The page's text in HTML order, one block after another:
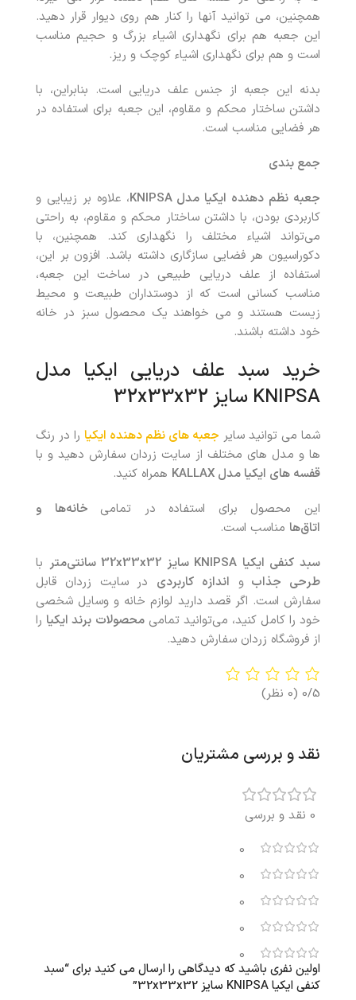
همچنین، می توانید آنها را کنار هم روی دیوار قرار دهید.
این جعبه هم برای نگهداری اشیاء بزرگ و حجیم مناسب
است و هم برای نگهداری اشیاء کوچک و ریز.
بدنه این جعبه از جنس علف دریایی است. بنابراین، با
داشتن ساختار محکم و مقاوم، این جعبه برای استفاده در
هر فضایی مناسب است.
جمع بندی
جعبه نظم دهنده ایکیا مدل KNIPSA
، علاوه بر زیبایی و
کاربردی بودن، با داشتن ساختار محکم و مقاوم، به راحتی
می‌تواند اشیاء مختلف را نگهداری کند. همچنین، با
دکوراسیون هر فضایی سازگاری داشته باشد. افزون بر این،
استفاده از علف دریایی طبیعی در ساخت این جعبه،
مناسب کسانی است که از دوستداران طبیعت و محیط
زیست هستند و می خواهند یک محصول سبز در خانه
خود داشته باشند.
خرید سبد علف دریایی ایکیا مدل
KNIPSA سایز 32x33x32
شما می توانید سایر جعبه های نظم دهنده ایکیا را در رنگ
ها و مدل های مختلف از سایت زردان سفارش دهید و با
قفسه های ایکیا مدل KALLAX
همراه کنید.
این محصول برای استفاده در تمامی خانه‌ها و
اتاق‌ها مناسب است.
سبد کنفی ایکیا KNIPSA سایز 32x33x32 سانتی‌متر
با
طرحی جذابو اندازه کاربردی در سایت زردان قابل
سفارش است. اگر قصد دارید لوازم خانه و وسایل شخصی
خود را کامل کنید، می‌توانید تمامی محصولات برند ایکیا را
از فروشگاه زردان سفارش دهید.
0/5 (0 نظر)
نقد و بررسی مشتریان
0 نقد و بررسی
0
0
0
0
0
اولین نفری باشید که دیدگاهی را ارسال می کنید برای “سبد
کنفی ایکیا KNIPSA سایز 32x33x32”